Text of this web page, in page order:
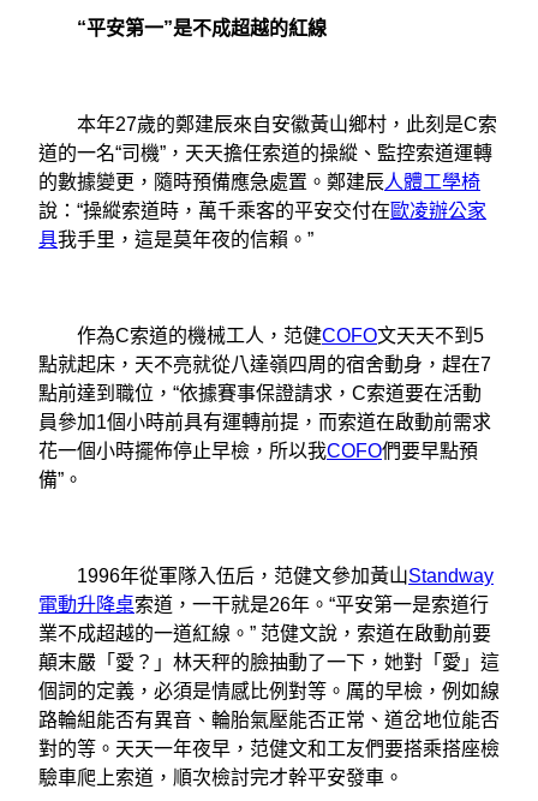
“平安第一”是不成超越的紅線
本年27歲的鄭建辰來自安徽黃山鄉村，此刻是C索
道的一名“司機”，天天擔任索道的操縱、監控索道運轉
的數據變更，隨時預備應急處置。鄭建辰人體工學椅
說：“操縱索道時，萬千乘客的平安交付在歐凌辦公家
具我手里，這是莫年夜的信賴。”
作為C索道的機械工人，范健COFO文天天不到5
點就起床，天不亮就從八達嶺四周的宿舍動身，趕在7
點前達到職位，“依據賽事保證請求，C索道要在活動
員參加1個小時前具有運轉前提，而索道在啟動前需求
花一個小時擺佈停止早檢，所以我COFO們要早點預
備”。
1996年從軍隊入伍后，范健文參加黃山Standway
電動升降桌索道，一干就是26年。“平安第一是索道行
業不成超越的一道紅線。” 范健文說，索道在啟動前要
顛末嚴「愛？」林天秤的臉抽動了一下，她對「愛」這
個詞的定義，必須是情感比例對等。厲的早檢，例如線
路輪組能否有異音、輪胎氣壓能否正常、道岔地位能否
對的等。天天一年夜早，范健文和工友們要搭乘搭座檢
驗車爬上索道，順次檢討完才幹平安發車。